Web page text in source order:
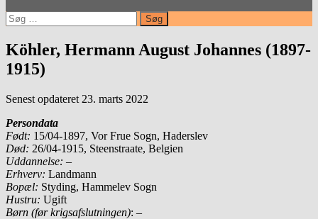
Søg
efter:
Köhler, Hermann August Johannes (1897-
1915)
Senest opdateret 23. marts 2022
Persondata
Født: 15/04-1897, Vor Frue Sogn, Haderslev
Død: 26/04-1915, Steenstraate, Belgien
Uddannelse: –
Erhverv: Landmann
Bopæl: Styding, Hammelev Sogn
Hustru: Ugift
Børn (før krigsafslutningen): –